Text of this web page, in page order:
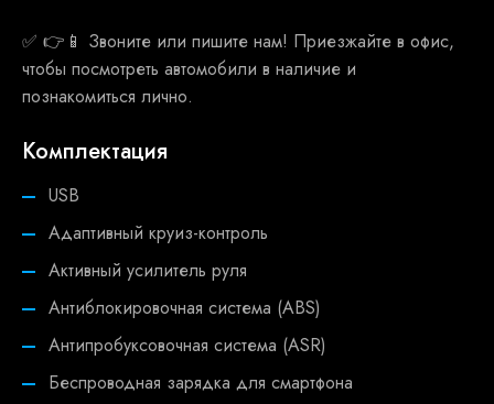
✅ 👉📱 Звоните или пишите нам! Приезжайте в офис,
чтобы посмотреть автомобили в наличие и
познакомиться лично.
Комплектация
USB
Адаптивный круиз-контроль
Активный усилитель руля
Антиблокировочная система (ABS)
Антипробуксовочная система (ASR)
Беспроводная зарядка для смартфона